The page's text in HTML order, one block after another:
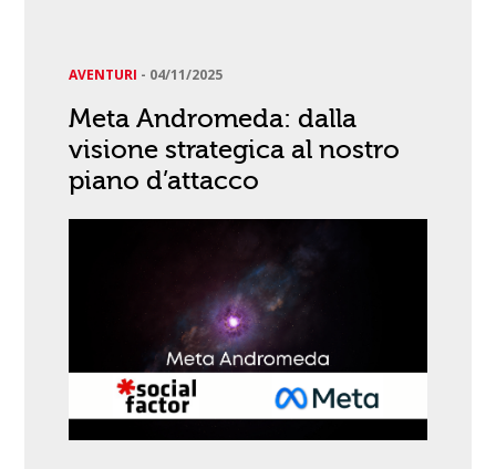
AVENTURI - 04/11/2025
Meta Andromeda: dalla
visione strategica al nostro
piano d’attacco